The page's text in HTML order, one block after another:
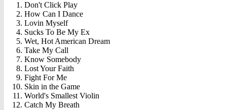
Don't Click Play
How Can I Dance
Lovin Myself
Sucks To Be My Ex
Wet, Hot American Dream
Take My Call
Know Somebody
Lost Your Faith
Fight For Me
Skin in the Game
World's Smallest Violin
Catch My Breath